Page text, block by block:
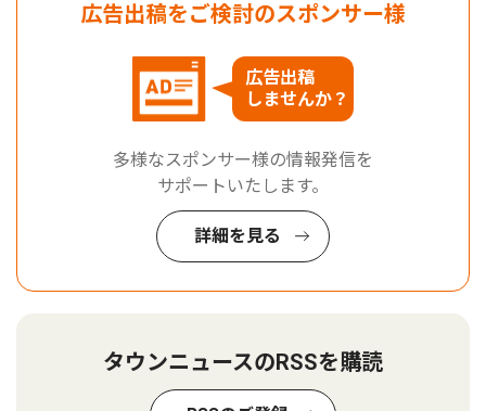
広告出稿をご検討のスポンサー様
広告出稿
しませんか？
多様なスポンサー様の情報発信を
サポートいたします。
詳細を見る
タウンニュースのRSSを購読